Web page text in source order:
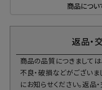
商品につ
返品・
商品の品質につきましては
不良・破損などがござい
にお知らせください。返品